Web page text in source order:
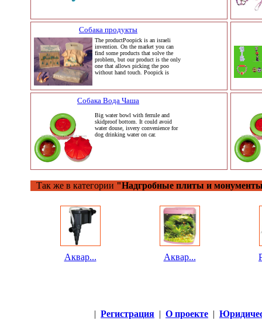
Собака продукты
The productPoopick is an israeli
invention. On the market you can
find some products that solve the
problem, but our product is the only
one that allows picking the poo
without hand touch. Poopick is
Собака Вода Чаша
Big water bowl with ferrule and
skidproof bottom. It could avoid
water douse, isvery convenience for
dog drinking water on car.
Так же в категории "Надгробные плиты и
Аквар... Аквар...
| Регистрация | О проекте |